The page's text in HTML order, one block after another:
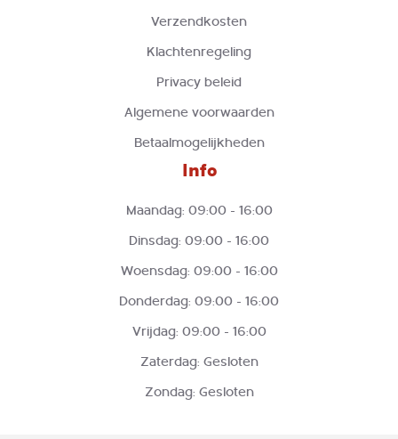
Verzendkosten
Klachtenregeling
Privacy beleid
Algemene voorwaarden
Betaalmogelijkheden
Info
Maandag: 09:00 - 16:00
Dinsdag: 09:00 - 16:00
Woensdag: 09:00 - 16:00
Donderdag: 09:00 - 16:00
Vrijdag: 09:00 - 16:00
Zaterdag: Gesloten
Zondag: Gesloten